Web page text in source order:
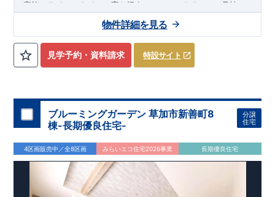
家族のライフスタイルに寄り添うマルチエントランス
号棟
【全居室クローゼット完備】
お子様のお洋服の収納にも困らない
【床下収納】​【可動棚4段】​【大容量シューズクローゼット】
などの、あったらうれしい収納完備☆
[3], テラス ★
家族の団らんやガーデニング、ちょっとしたアウトドアにも活
用できます♪(4号棟)
[4],上部吹抜け
上部吹抜けによって光と風が通り、リビング全体が明るく快適
と“ 開放感”を感じられる空間。
暮らしに寄り添う住環境 ◎
見学予約・資料請求 特設サイト
物件詳細を見る
ブルーミングガーデン 草加市新善町8
棟-長期優良住宅-
分譲
住宅
4区画販売中／全8区画 みらいエコ住宅2026事業 長期優良住宅